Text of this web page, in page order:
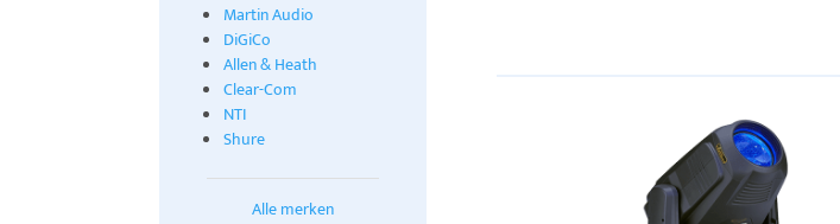
Martin Audio
DiGiCo
Allen & Heath
Clear-Com
NTI
Shure
Alle merken